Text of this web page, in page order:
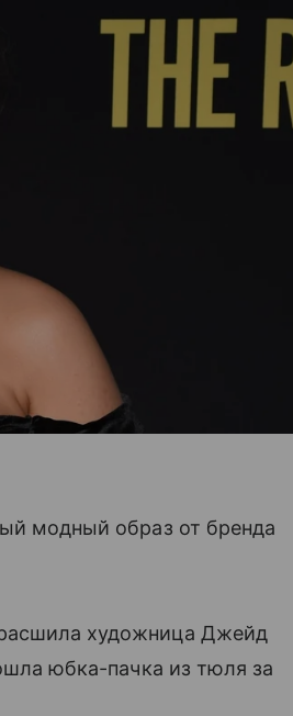
модный образ от бренда
художница Джейд
юбка-пачка из тюля за